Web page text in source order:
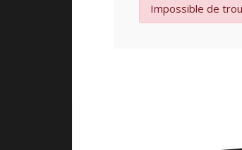
Impossible de